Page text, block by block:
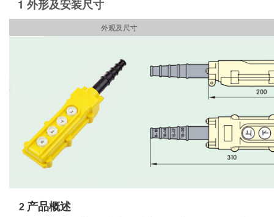
1 外形及安装尺寸
外观及尺寸 规
2 产品概述